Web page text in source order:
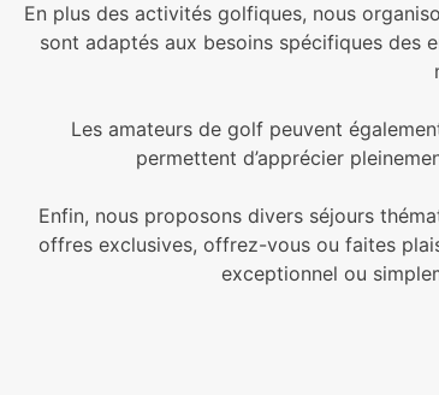
En plus des activités golfiques, nous
sont adaptés aux besoins spécifiques des
Les amateurs de golf peuvent
permettent d’apprécier
Enfin, nous proposons divers séjours
offres exclusives, offrez-vous ou faites
exceptionnel ou